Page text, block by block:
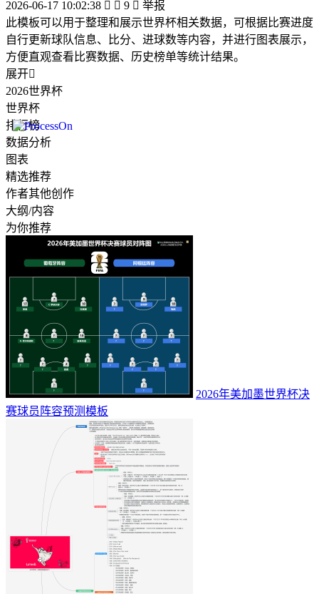
2026-06-17 10:02:38   9  举报
此模板可以用于整理和展示世界杯相关数据，可根据比赛进度
自行更新球队信息、比分、进球数等内容，并进行图表展示，
方便直观查看比赛数据、历史榜单等统计结果。
展开
2026世界杯
世界杯
排行榜
数据分析
图表
精选推荐
作者其他创作
大纲/内容
为你推荐
2026年美加墨世界杯决
赛球员阵容预测模板